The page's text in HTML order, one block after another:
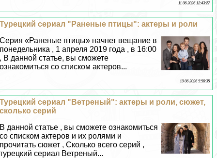
11 06 2026 12:43:27
Турецкий сериал "Раненые птицы": актеры и роли
Серия «Раненые птицы» начнет вещание в
понедельника , 1 апреля 2019 года , в 16:00
, В данной статье, вы сможете
ознакомиться со списком актеров...
10 06 2026 5:58:35
Турецкий сериал "Ветреный": актеры и роли, сюжет,
сколько серий
В данной статье , вы сможете ознакомиться
со списком актеров и их ролями и
прочитать сюжет , Сколько всего серий ,
турецкий сериал Ветреный...